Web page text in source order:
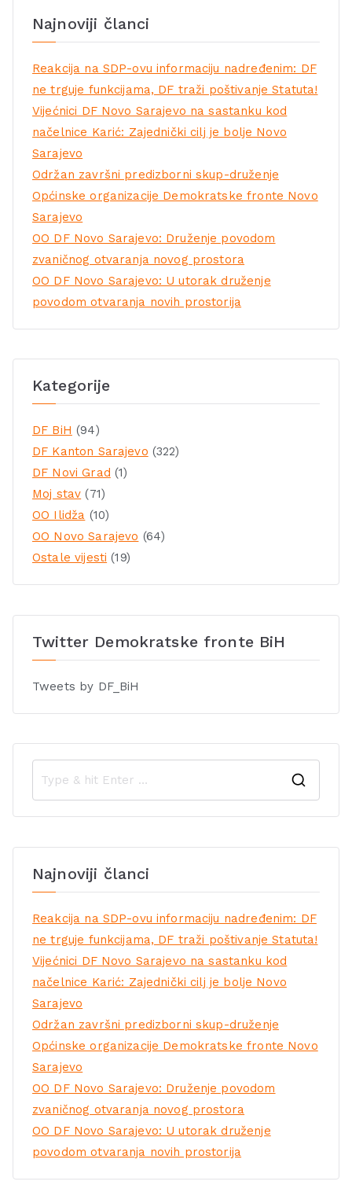
Najnoviji članci
Reakcija na SDP-ovu informaciju nadređenim: DF
ne trguje funkcijama, DF traži poštivanje Statuta!
Vijećnici DF Novo Sarajevo na sastanku kod
načelnice Karić: Zajednički cilj je bolje Novo
Sarajevo
Održan završni predizborni skup-druženje
Općinske organizacije Demokratske fronte Novo
Sarajevo
OO DF Novo Sarajevo: Druženje povodom
zvaničnog otvaranja novog prostora
OO DF Novo Sarajevo: U utorak druženje
povodom otvaranja novih prostorija
Kategorije
DF BiH (94)
DF Kanton Sarajevo (322)
DF Novi Grad (1)
Moj stav (71)
OO Ilidža (10)
OO Novo Sarajevo (64)
Ostale vijesti (19)
Twitter Demokratske fronte BiH
Tweets by DF_BiH
Najnoviji članci
Reakcija na SDP-ovu informaciju nadređenim: DF
ne trguje funkcijama, DF traži poštivanje Statuta!
Vijećnici DF Novo Sarajevo na sastanku kod
načelnice Karić: Zajednički cilj je bolje Novo
Sarajevo
Održan završni predizborni skup-druženje
Općinske organizacije Demokratske fronte Novo
Sarajevo
OO DF Novo Sarajevo: Druženje povodom
zvaničnog otvaranja novog prostora
OO DF Novo Sarajevo: U utorak druženje
povodom otvaranja novih prostorija